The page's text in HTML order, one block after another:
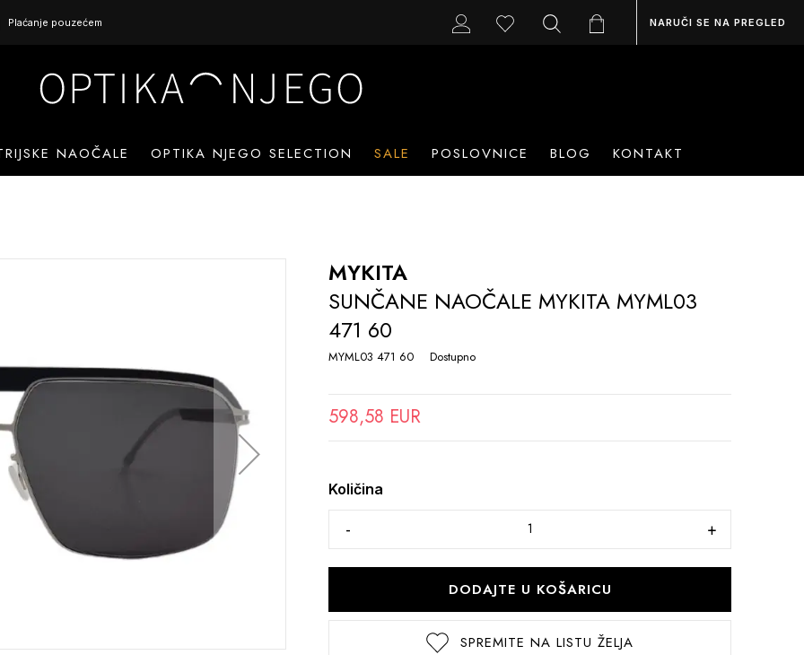
Plaćanje pouzećem NARUČI SE NA PREGLED
NAOČALE OPTIKA NJEGO SELECTION SALE POSLOVNICE BLOG KONTAKT
MYKITA
SUNČANE NAOČALE MYKITA MYML03
471 60
MYML03 471 60 Dostupno
598,58 EUR
Količina
DODAJTE U KOŠARICU
SPREMITE NA LISTU ŽELJA